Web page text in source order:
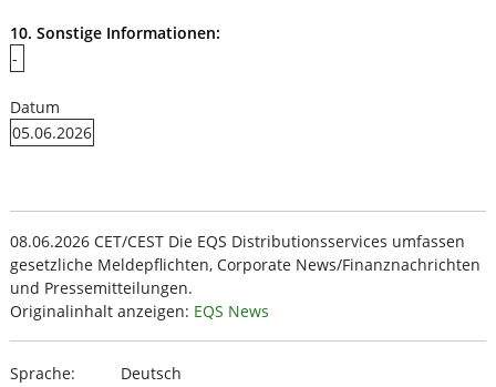
10. Sonstige Informationen:
-
Datum
05.06.2026
08.06.2026 CET/CEST Die EQS Distributionsservices umfassen
gesetzliche Meldepflichten, Corporate News/Finanznachrichten
und Pressemitteilungen.
Originalinhalt anzeigen: EQS News
Sprache:
Deutsch